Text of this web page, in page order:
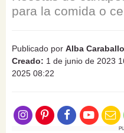
para la comida o
Publicado por Alba Caraballo
Creado: 1 de junio de 2023
2025 08:22